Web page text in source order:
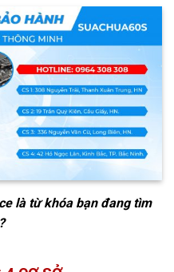
là từ khóa bạn đang tìm